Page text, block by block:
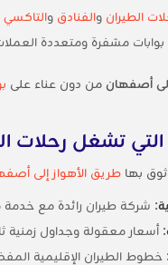
الطيران والفنادق والتاكسي
بوابات مشفرة ومتعددة
أصفهان من دون عناء على
تشغل رحلات
بها طريق الأهواز إلى
: شركة طيران رائدة مع خدمة
: أسعار معقولة وجداول زمنية
: خطوط الطيران الإقليمية